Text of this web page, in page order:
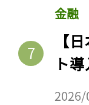
金融
【
ト